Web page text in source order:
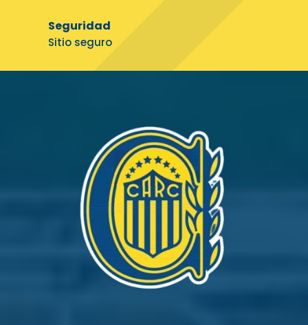
Seguridad
Sitio seguro